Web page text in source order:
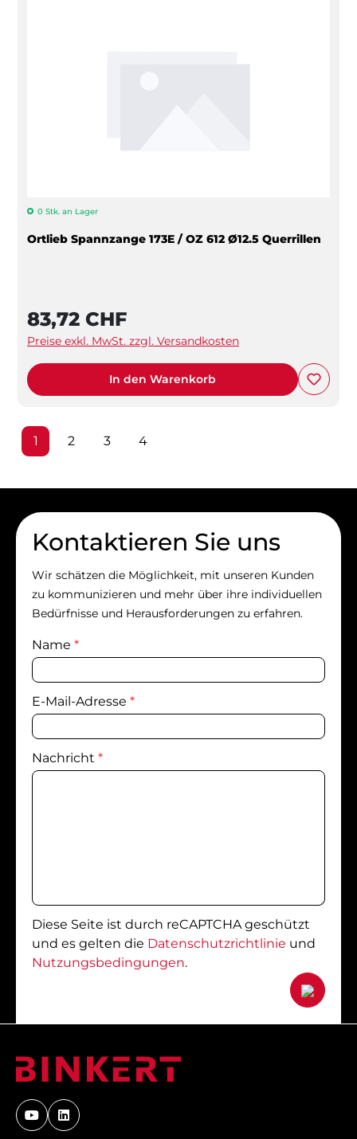
0 Stk. an Lager
Ortlieb Spannzange 173E / OZ 612 Ø12.5 Querrillen
83,72 CHF
Preise exkl. MwSt. zzgl. Versandkosten
In den Warenkorb
Seite
1 Seite
2 Seite
3 Seite
4
Kontaktieren Sie uns
Wir schätzen die Möglichkeit, mit unseren Kunden
zu kommunizieren und mehr über ihre individuellen
Bedürfnisse und Herausforderungen zu erfahren.
Name *
E-Mail-Adresse *
Nachricht *
Diese Seite ist durch reCAPTCHA geschützt
und es gelten die Datenschutzrichtlinie und
Nutzungsbedingungen.